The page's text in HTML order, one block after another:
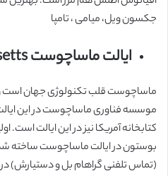
جکسون ویل، میامی ، تامپا
ایالت ماساچوست Massachusetts
ماساچوست قلب تکنولوژی جهان است
موسسه فناوری ماساچوست در این ایالت
کتابخانه آمریکا نیز در این ایالت است.
بوستون در ایالت ماساچوست ساخته
(تماس تلفنی گراهام بل و دستیارش)